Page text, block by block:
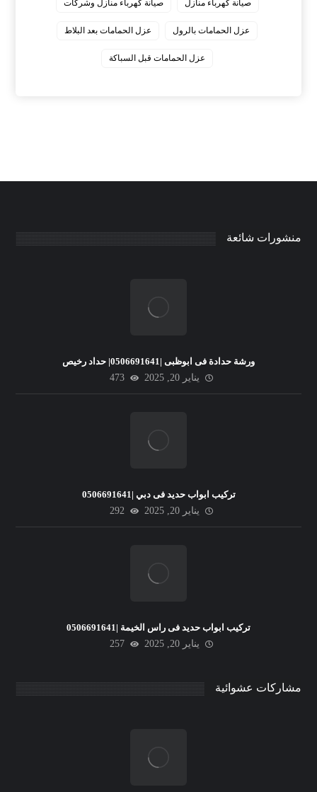
صيانة كهرباء منازل صيانة كهرباء منازل وشركات
عزل الحمامات بالرول عزل الحمامات بعد البلاط
عزل الحمامات قبل السباكة
منشورات شائعة
ورشة حدادة فى ابوظبى |0506691641| حداد رخيص
يناير 20, 2025
473
تركيب ابواب حديد فى دبي |0506691641
يناير 20, 2025
292
تركيب ابواب حديد فى راس الخيمة |0506691641
يناير 20, 2025
257
مشاركات عشوائية